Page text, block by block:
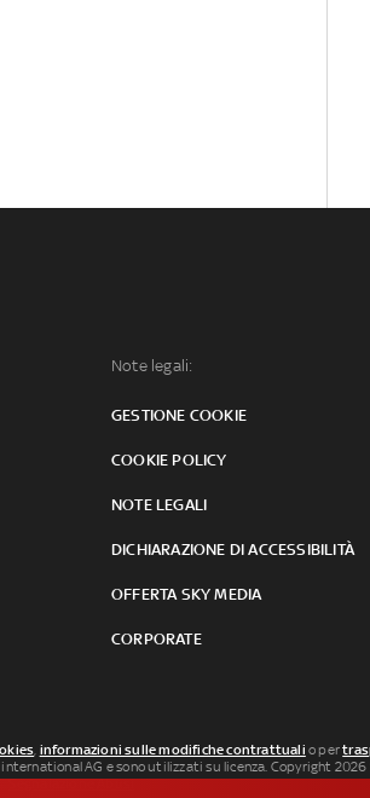
Note legali:
GESTIONE COOKIE
COOKIE POLICY
NOTE LEGALI
DICHIARAZIONE DI ACCESSIBILITÀ
OFFERTA SKY MEDIA
CORPORATE
, informazioni sulle modifiche contrattuali o per
AG e sono utilizzati su licenza. Copyright 2026
Segnalazione Abusi